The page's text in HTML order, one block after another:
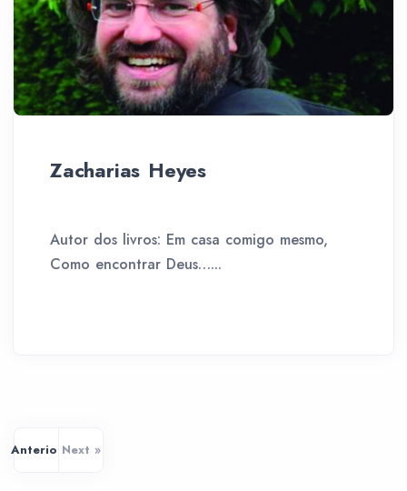
Zacharias Heyes
Autor dos livros: Em casa comigo mesmo,
Como encontrar Deus…...
Anterior Next »